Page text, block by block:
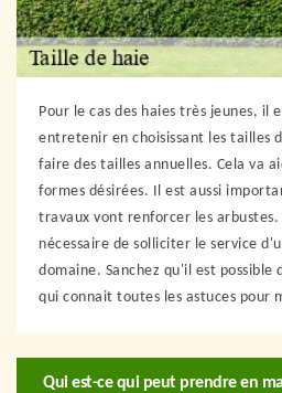
Pour le cas des haies très jeunes, il
entretenir en choisissant les tailles
faire des tailles annuelles. Cela va
formes désirées. Il est aussi
travaux vont renforcer les
nécessaire de solliciter le service
domaine. Sanchez qu'il est possible
qui connait toutes les astuces pour
Qui est-ce qui peut prendre en